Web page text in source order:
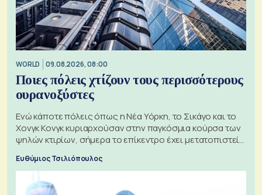
WORLD 09.08.2026, 08:00
Ποιες πόλεις χτίζουν τους περισσότερους
ουρανοξύστες
Ενώ κάποτε πόλεις όπως η Νέα Υόρκη, το Σικάγο και το
Χονγκ Κονγκ κυριαρχούσαν στην παγκόσμια κούρσα των
ψηλών κτιρίων, σήμερα το επίκεντρο έχει μετατοπιστεί
Ευθύμιος Τσιλιόπουλος